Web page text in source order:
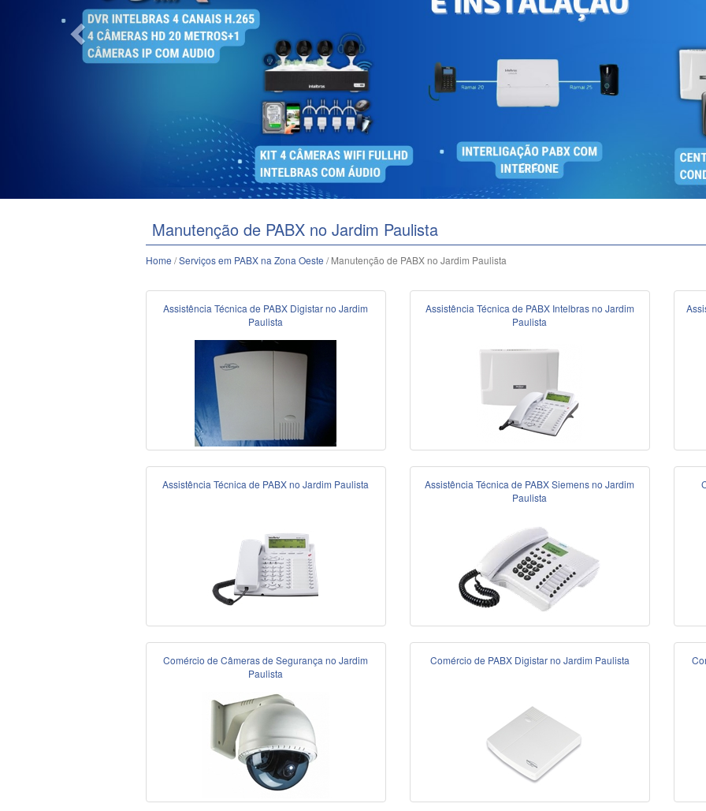
Manutenção de PABX no Jardim Paulista
Home /Serviços em PABX na Zona Oeste / Manutenção de PABX no Jardim Paulista
Assistência Técnica de PABX Digistar no Jardim
Paulista
Assistência Técnica de PABX Intelbras no Jardim
Paulista
Assistência Técnica de PABX no Jardim Paulista
Assistência Técnica de PABX Siemens no Jardim
Paulista
Comércio de Câmeras de Segurança no Jardim
Paulista
Comércio de PABX Digistar no Jardim Paulista